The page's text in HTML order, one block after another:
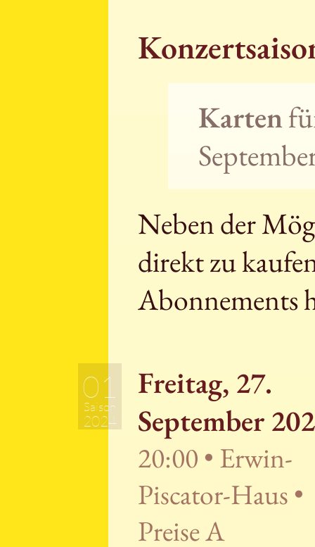
Karten
Neben der
direkt zu
Abonnements
01
Saison
2024
Freitag, 27.
September
20:00 • Erwin-
Piscator-Haus •
Preise A